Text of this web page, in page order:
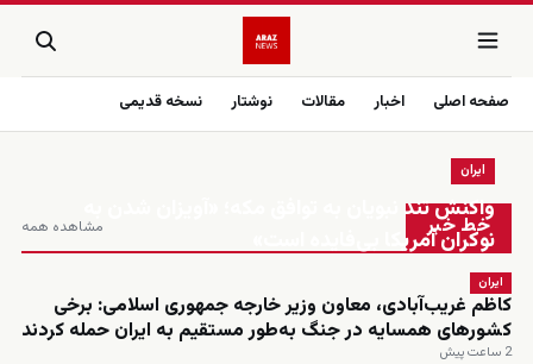
صفحه اصلی اخبار مقالات نوشتار نسخه قدیمی
زنده
خط خبر مشاهده همه
ایران
واکنش تند نبویان به توافق مکه؛ «آویزان شدن به
نوکران آمریکا بی‌فایده است»
ایران
کاظم غریب‌آبادی، معاون وزیر خارجه جمهوری اسلامی: برخی
کشورهای همسایه در جنگ به‌طور مستقیم به ایران حمله کردند
2 ساعت پیش